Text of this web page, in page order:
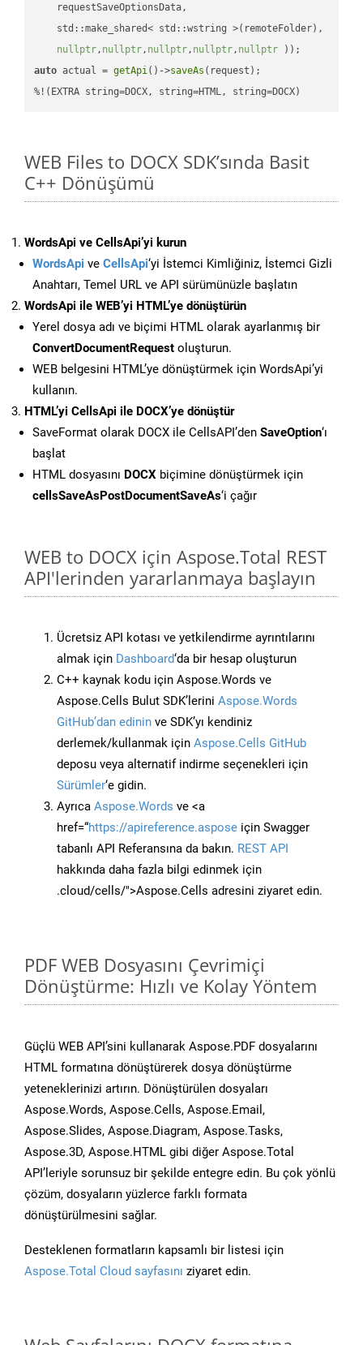
    requestSaveOptionsData,
    std::make_shared< std::wstring >(remoteFolder),
nullptr, nullptr, nullptr, nullptr, nullptr ))
auto actual = getApi()->saveAs (request);
%!(EXTRA string=DOCX, string=HTML, string=DOCX)
WEB Files to DOCX SDK’sında Basit
C++ Dönüşümü
WordsApi ve CellsApi’yi kurun
WordsApi ve CellsApi‘yi İstemci Kimliğiniz, İstemci Gizli
Anahtarı, Temel URL ve API sürümünüzle başlatın
WordsApi ile WEB’yi HTML’ye dönüştürün
Yerel dosya adı ve biçimi HTML olarak ayarlanmış bir
ConvertDocumentRequest oluşturun.
WEB belgesini HTML’ye dönüştürmek için WordsApi’yi
kullanın.
HTML’yi CellsApi ile DOCX’ye dönüştür
SaveFormat olarak DOCX ile CellsAPI’den SaveOption‘ı
başlat
HTML dosyasını DOCX biçimine dönüştürmek için
cellsSaveAsPostDocumentSaveAs‘i çağır
WEB to DOCX için Aspose.Total REST
API'lerinden yararlanmaya başlayın
Ücretsiz API kotası ve yetkilendirme ayrıntılarını
almak için Dashboard‘da bir hesap oluşturun
C++ kaynak kodu için Aspose.Words ve
Aspose.Cells Bulut SDK’lerini Aspose.Words
GitHub’dan edinin ve SDK’yı kendiniz
derlemek/kullanmak için Aspose.Cells GitHub
deposu veya alternatif indirme seçenekleri için
Sürümler‘e gidin.
Ayrıca Aspose.Words ve <a
href=“https://apireference.aspose için Swagger
tabanlı API Referansına da bakın. REST API
hakkında daha fazla bilgi edinmek için
.cloud/cells/">Aspose.Cells adresini ziyaret edin.
PDF WEB Dosyasını Çevrimiçi
Dönüştürme: Hızlı ve Kolay Yöntem
Güçlü WEB API’sini kullanarak Aspose.PDF dosyalarını
HTML formatına dönüştürerek dosya dönüştürme
yeteneklerinizi artırın. Dönüştürülen dosyaları
Aspose.Words, Aspose.Cells, Aspose.Email,
Aspose.Slides, Aspose.Diagram, Aspose.Tasks,
Aspose.3D, Aspose.HTML gibi diğer Aspose.Total
API’leriyle sorunsuz bir şekilde entegre edin. Bu çok yönlü
çözüm, dosyaların yüzlerce farklı formata
dönüştürülmesini sağlar.
Desteklenen formatların kapsamlı bir listesi için
Aspose.Total Cloud sayfasını ziyaret edin.